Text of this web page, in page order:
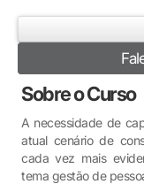
Educação Básica
Educação a Distância
Pós-graduação
Pesquisa
Extensão
Infraestrutura e
Sobre o Curso
A necessidade de
atual cenário de
cada vez mais
tema gestão de